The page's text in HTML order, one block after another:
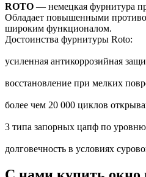
ROTO — немецкая фурнитура
Обладает повышенными
широким функционалом.
Достоинства фурнитуры Roto:
усиленная антикоррозийная
восстановление при мелких
более чем 20 000 циклов
3 типа запорных цапф по
долговечность в условиях